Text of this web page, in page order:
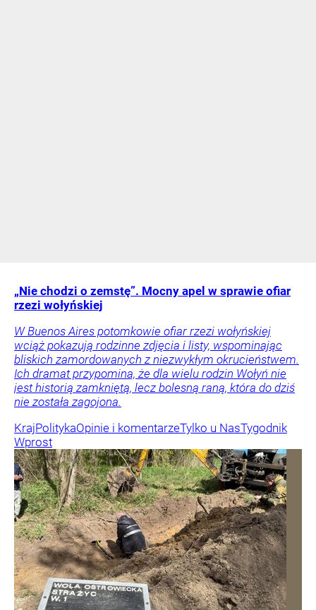
„Nie chodzi o zemstę”. Mocny apel w sprawie ofiar
rzezi wołyńskiej
W Buenos Aires potomkowie ofiar rzezi wołyńskiej
wciąż pokazują rodzinne zdjęcia i listy, wspominając
bliskich zamordowanych z niezwykłym okrucieństwem.
Ich dramat przypomina, że dla wielu rodzin Wołyń nie
jest historią zamkniętą, lecz bolesną raną, która do dziś
nie została zagojona.
KrajPolitykaOpinie i komentarzeTylko u NasTygodnik
Wprost